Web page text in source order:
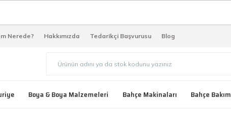
Nerede? Hakkımızda Tedarikçi Başvurusu Blog
Boya & Boya Malzemeleri Bahçe Makinaları Bahçe Bakım